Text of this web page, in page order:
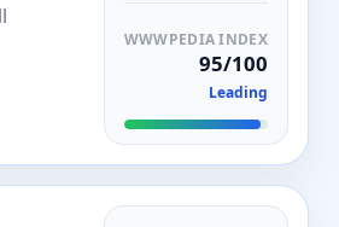
WWWPEDIA INDEX
95/100
Leading